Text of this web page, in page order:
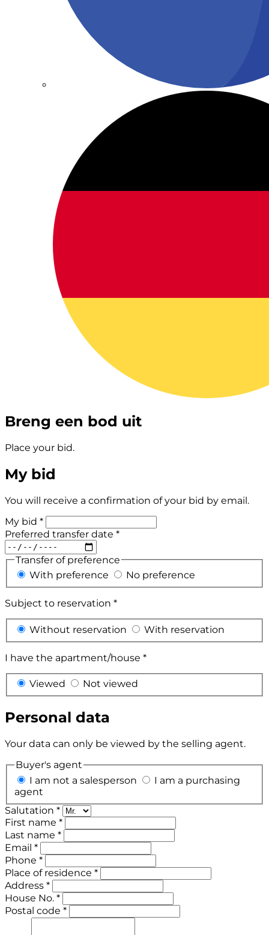
Breng een bod uit
Place your bid.
My bid
You will receive a confirmation of your bid by email.
My bid *
Preferred transfer date *
Transfer of preference
With preference
No preference
Subject to reservation *
Without reservation With reservation
I have the apartment/house *
Viewed Not viewed
Personal data
Your data can only be viewed by the selling agent.
Buyer's agent
I am not a salesperson
I am a purchasing
agent
Salutation *
First name *
Last name *
Email *
Phone *
Place of residence *
Address *
House No. *
Postal code *